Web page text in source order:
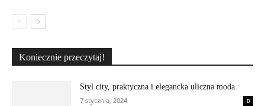
Koniecznie przeczytaj!
Styl city, praktyczna i elegancka uliczna moda
7 stycznia, 2024
0